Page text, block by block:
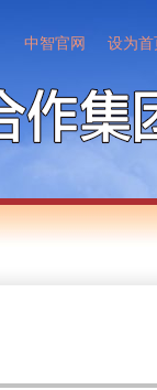
中智官网 设为首